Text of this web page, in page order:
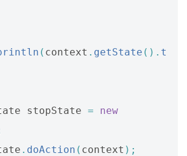
( context . getState (). t
stopState =
new
. doAction ( context );